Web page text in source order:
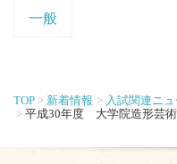
一般
TOP 新着情報 入試関連ニュ
平成30年度 大学院造形芸